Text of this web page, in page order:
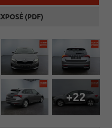
(PDF)
+22